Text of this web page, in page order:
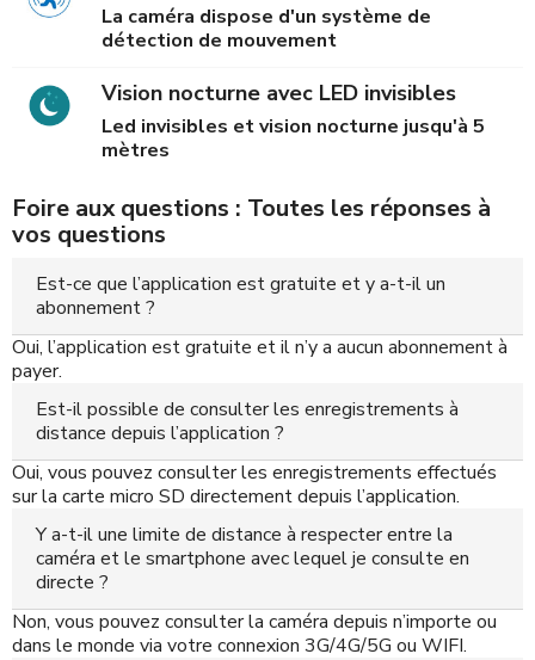
La caméra dispose d'un système de
détection de mouvement
Vision nocturne avec LED invisibles
Led invisibles et vision nocturne jusqu'à 5
mètres
Foire aux questions : Toutes les réponses à
vos questions
Est-ce que l’application est gratuite et y a-t-il un
abonnement ?
Oui, l’application est gratuite et il n’y a aucun abonnement à
payer.
Est-il possible de consulter les enregistrements à
distance depuis l’application ?
Oui, vous pouvez consulter les enregistrements effectués
sur la carte micro SD directement depuis l’application.
Y a-t-il une limite de distance à respecter entre la
caméra et le smartphone avec lequel je consulte en
directe ?
Non, vous pouvez consulter la caméra depuis n’importe ou
dans le monde via votre connexion 3G/4G/5G ou WIFI.